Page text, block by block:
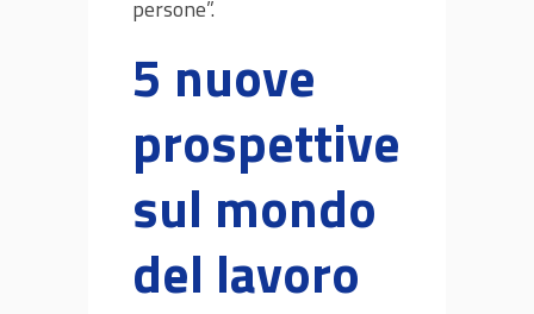
persone”.
5 nuove
prospettive
sul mondo
del lavoro